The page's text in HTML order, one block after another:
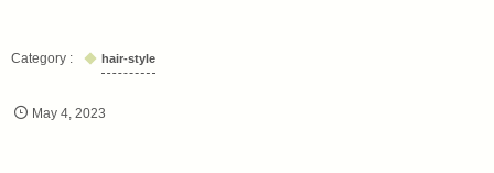
hair-style
May 4 ,2023